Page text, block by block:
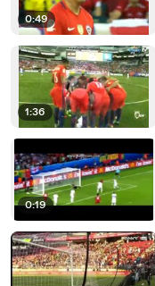
0:49
1:36
0:19